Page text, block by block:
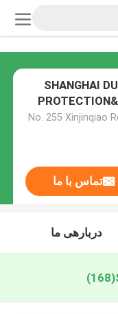
SHANGHAI
No. 255 Xinjinqiao
تماس با ما
دربارهی ما
(168)